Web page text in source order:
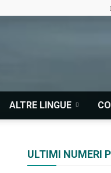
ALTRE LINGUE
ULTIMI NUMERI